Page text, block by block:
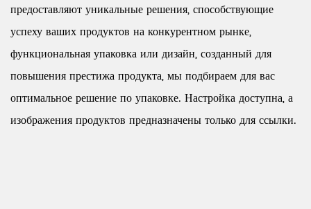
предоставляют уникальные решения, способствующие
успеху ваших продуктов на конкурентном рынке,
функциональная упаковка или дизайн, созданный для
повышения престижа продукта, мы подбираем для вас
оптимальное решение по упаковке. Настройка доступна, а
изображения продуктов предназначены только для ссылки.